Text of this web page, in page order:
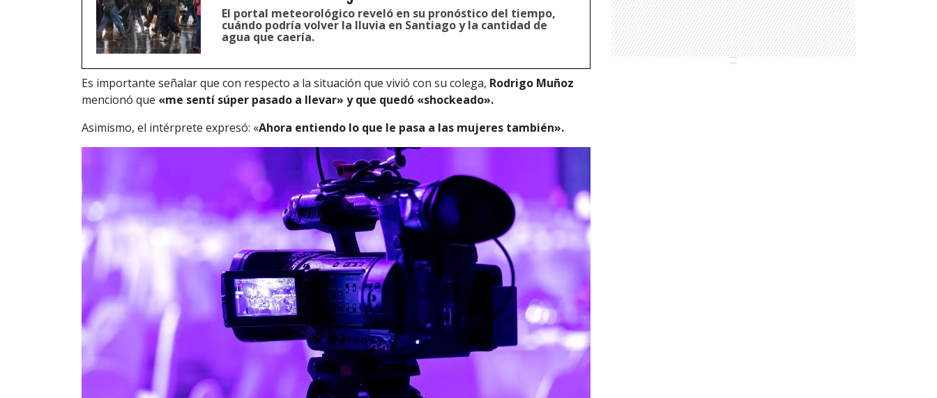
El portal meteorológico reveló en su pronóstico del tiempo,
cuándo podría volver la lluvia en Santiago y la cantidad de
agua que caería.
Es importante señalar que con respecto a la situación que vivió con su colega, Rodrigo Muñoz
mencionó que «me sentí súper pasado a llevar» y que quedó «shockeado».
Asimismo, el intérprete expresó: «Ahora entiendo lo que le pasa a las mujeres también».